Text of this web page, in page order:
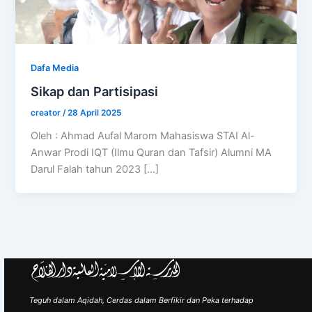
Dafa Media
Sikap dan Partisipasi
creator/28 April 2025
Oleh : Ahmad Aufal Marom Mahasiswa STAI Al-
Anwar Prodi IQT (Ilmu Quran dan Tafsir) Alumni MA
Darul Falah tahun 2023 […]
Teguh dalam Aqidah, Cerdas dalam Berfikir dan Peka terhadap